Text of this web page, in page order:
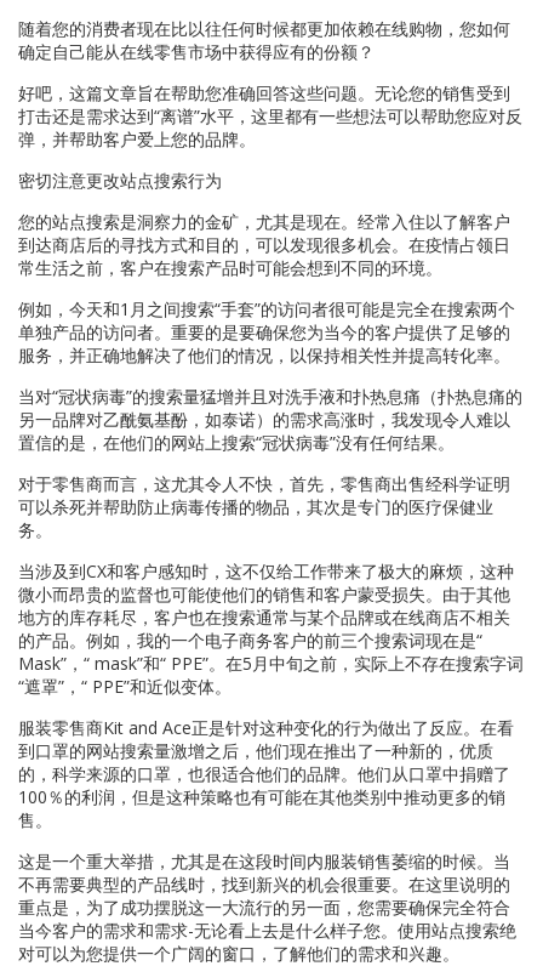
随着您的消费者现在比以往任何时候都更加依赖在线购物，您如何
确定自己能从在线零售市场中获得应有的份额？
好吧，这篇文章旨在帮助您准确回答这些问题。无论您的销售受到
打击还是需求达到“离谱”水平，这里都有一些想法可以帮助您应对反
弹，并帮助客户爱上您的品牌。
密切注意更改站点搜索行为
您的站点搜索是洞察力的金矿，尤其是现在。经常入住以了解客户
到达商店后的寻找方式和目的，可以发现很多机会。在疫情占领日
常生活之前，客户在搜索产品时可能会想到不同的环境。
例如，今天和1月之间搜索“手套”的访问者很可能是完全在搜索两个
单独产品的访问者。重要的是要确保您为当今的客户提供了足够的
服务，并正确地解决了他们的情况，以保持相关性并提高转化率。
当对“冠状病毒”的搜索量猛增并且对洗手液和扑热息痛（扑热息痛的
另一品牌对乙酰氨基酚，如泰诺）的需求高涨时，我发现令人难以
置信的是，在他们的网站上搜索“冠状病毒”没有任何结果。
对于零售商而言，这尤其令人不快，首先，零售商出售经科学证明
可以杀死并帮助防止病毒传播的物品，其次是专门的医疗保健业
务。
当涉及到CX和客户感知时，这不仅给工作带来了极大的麻烦，这种
微小而昂贵的监督也可能使他们的销售和客户蒙受损失。由于其他
地方的库存耗尽，客户也在搜索通常与某个品牌或在线商店不相关
的产品。例如，我的一个电子商务客户的前三个搜索词现在是“
Mask”，“ mask”和“ PPE”。在5月中旬之前，实际上不存在搜索字词
“遮罩”，“ PPE”和近似变体。
服装零售商Kit and Ace正是针对这种变化的行为做出了反应。在看
到口罩的网站搜索量激增之后，他们现在推出了一种新的，优质
的，科学来源的口罩，也很适合他们的品牌。他们从口罩中捐赠了
100％的利润，但是这种策略也有可能在其他类别中推动更多的销
售。
这是一个重大举措，尤其是在这段时间内服装销售萎缩的时候。当
不再需要典型的产品线时，找到新兴的机会很重要。在这里说明的
重点是，为了成功摆脱这一大流行的另一面，您需要确保完全符合
当今客户的需求和需求-无论看上去是什么样子您。使用站点搜索绝
对可以为您提供一个广阔的窗口，了解他们的需求和兴趣。